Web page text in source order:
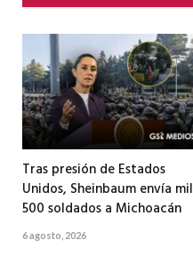
Tras presión de Estados
Unidos, Sheinbaum envía mil
500 soldados a Michoacán
6 agosto, 2026